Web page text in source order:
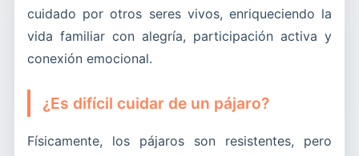
cuidado por otros seres vivos, enriqueciendo la
vida familiar con alegría, participación activa y
conexión emocional.
¿Es difícil cuidar de un pájaro?
Físicamente, los pájaros son resistentes, pero